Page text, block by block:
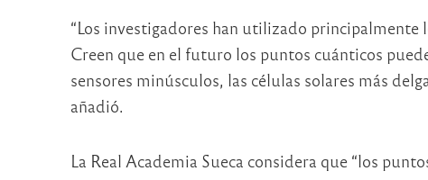
“Los investigadores han utilizado
Creen que en el futuro los puntos cuánticos
sensores minúsculos, las células solares más
añadió.
La Real Academia Sueca considera que “los